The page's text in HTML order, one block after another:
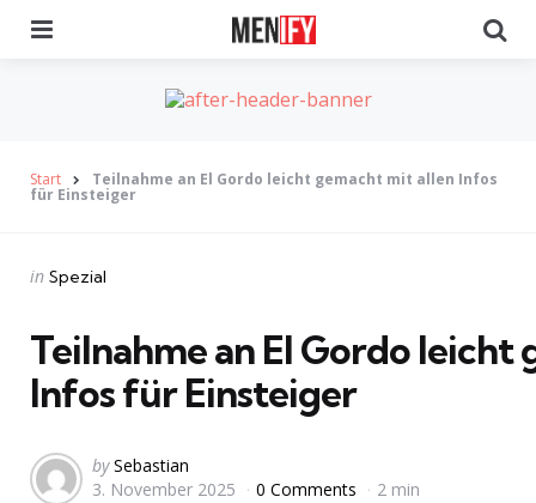
Start Teilnahme an El Gordo leicht gemacht mit allen Infos
für Einsteiger
Categories
Posted
in Spezial
Teilnahme an El Gordo leicht
Infos für Einsteiger
Posted
by
by Sebastian
3. November 2025
0 Comments 2 min